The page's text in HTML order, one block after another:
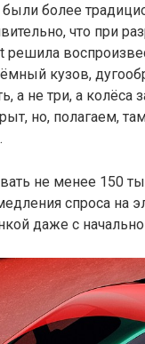
более
что при
решила
кузов,
а не три, а
но, полагаем,
не менее 150
спроса на
даже с